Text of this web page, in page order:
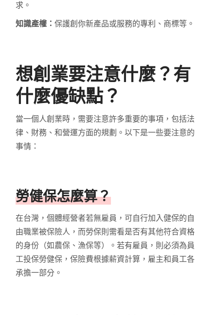
求。
知識產權：保護創你新產品或服務的專利、商標等。
想創業要注意什麼？有
什麼優缺點？
當一個人創業時，需要注意許多重要的事項，包括法
律、財務、和營運方面的規劃。以下是一些要注意的
事情：
勞健保怎麼算？
在台灣，個體經營者若無雇員，可自行加入健保的自
由職業被保險人，而勞保則需看是否有其他符合資格
的身份（如農保、漁保等）。若有雇員，則必須為員
工投保勞健保，保險費根據薪資計算，雇主和員工各
承擔一部分。